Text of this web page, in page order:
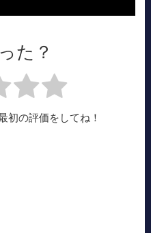
た？
初の評価をしてね！